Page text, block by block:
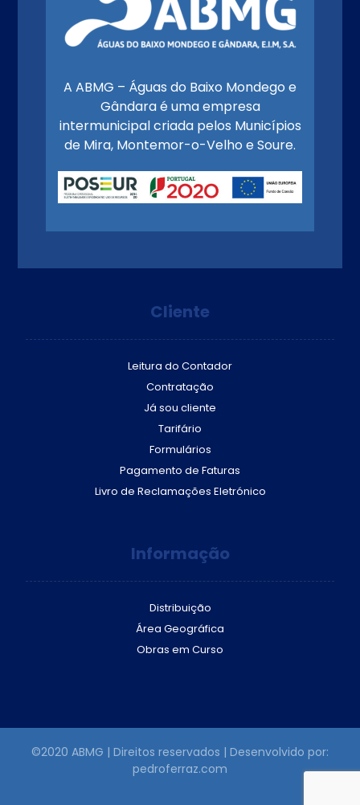
A ABMG – Águas do Baixo Mondego e
Gândara é uma empresa
intermunicipal criada pelos Municípios
de Mira, Montemor-o-Velho e Soure.
Cliente
Leitura do Contador
Contratação
Já sou cliente
Tarifário
Formulários
Pagamento de Faturas
Livro de Reclamações Eletrónico
Informação
Distribuição
Área Geográfica
Obras em Curso
©2020 ABMG | Direitos reservados | Desenvolvido por:
pedroferraz.com